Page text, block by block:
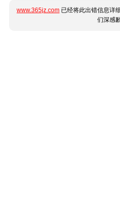
www.365jz.com 已经将此出错信息详
们深感